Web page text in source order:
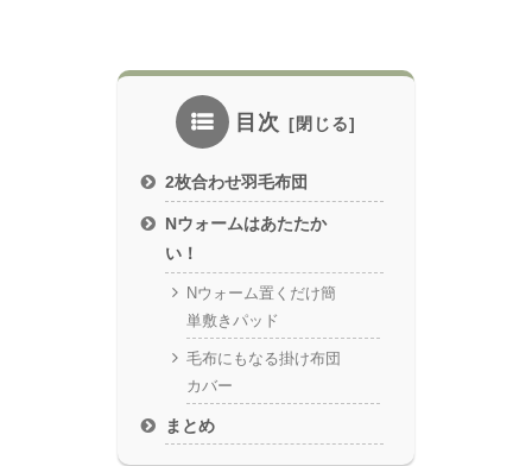
目次
2枚合わせ羽毛布団
Nウォームはあたたか
い！
Nウォーム置くだけ簡
単敷きパッド
毛布にもなる掛け布団
カバー
まとめ